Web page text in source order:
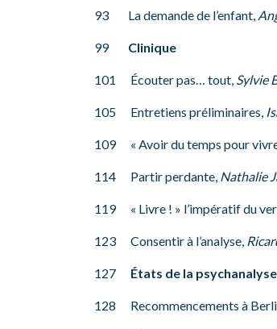
93 La demande de l’enfant,
99 Clinique
101 Écouter pas… tout, Sylvie
105 Entretiens préliminaires,
109 « Avoir du temps pour
114 Partir perdante, Nathalie
119 « Livre ! » l’impératif du
123 Consentir à l’analyse,
127 États de la psychanalyse
128 Recommencements à